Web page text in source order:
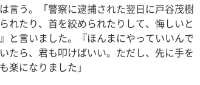
言う。「警察に逮捕された翌日に戸谷茂樹
れたり、首を絞められたりして、悔しいと
と言いました。『ほんまにやっていいんで
たら、君も叩けばいい。ただし、先に手を
楽になりました」